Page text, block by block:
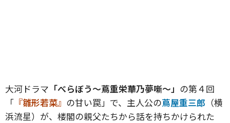
大河ドラマ 「べらぼう～蔦重栄華乃夢噺～」 の第４回
「 『雛形若菜』 の甘い罠」で、主人公の蔦屋重三郎 （横
浜流星）が、楼閣の親父たちから話を持ちかけられた